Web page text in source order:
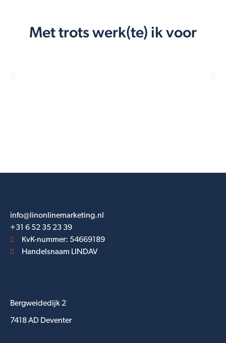
Met trots werk(te) ik voor
info@linonlinemarketing.nl
+31 6 52 35 23 39
KvK-nummer: 54669189
Handelsnaam LINDAV
Bergweidedijk 2
7418 AD Deventer